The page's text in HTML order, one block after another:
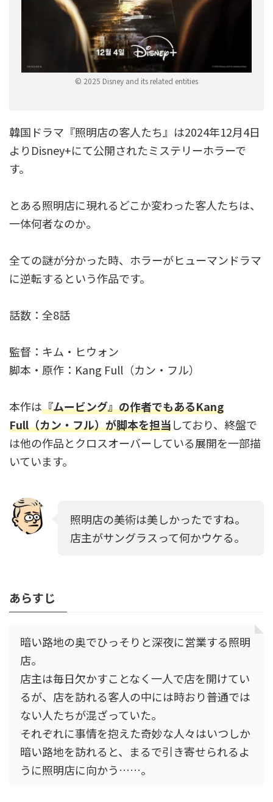
© 2025 Disney and its related entities
韓国ドラマ『照明店の客人たち』は2024年12月4日
よりDisney+にて公開されたミステリーホラーで
す。
とある照明店に現れるどこか変わった客人たちは、
一体何者なのか。
全ての謎が分かった時、ホラーがヒューマンドラマ
に逆転するという作品です。
話数：全8話
監督：キム・ヒウォン
脚本・原作：Kang Full（カン・フル）
本作は『ムービング』の作者でもあるKang
Full（カン・フル）が脚本を担当しており、終盤で
は他の作品とクロスオーバーしている展開を一部描
いています。
照明店の美術は美しかったですね。
店主がサングラスって何かウケる。
あらすじ
暗い路地の奥でひっそりと深夜に営業する照明
店。
店主は毎日欠かすことなく一人で店を開けてい
るが、店を訪れる客人の中には時おり普通では
ない人たちが混ざっていた。
それぞれに事情を抱えた奇妙な人々はいつしか
暗い路地を訪れると、まるで引き寄せられるよ
うに照明店に向かう……。